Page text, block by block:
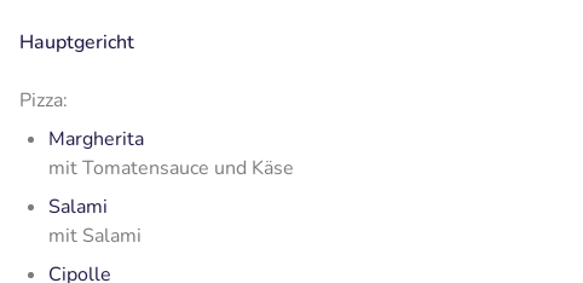
Hauptgericht
Pizza:
Margherita
mit Tomatensauce und Käse
Salami
mit Salami
Cipolle